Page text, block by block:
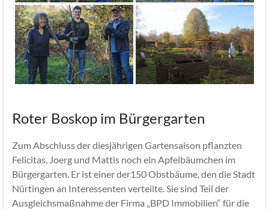
Roter Boskop im Bürgergarten
Zum Abschluss der diesjährigen Gartensaison pflanzten
Felicitas, Joerg und Mattis noch ein Apfelbäumchen im
Bürgergarten. Er ist einer der150 Obstbäume, den die Stadt
Nürtingen an Interessenten verteilte. Sie sind Teil der
Ausgleichsmaßnahme der Firma „BPD Immobilien“ für die